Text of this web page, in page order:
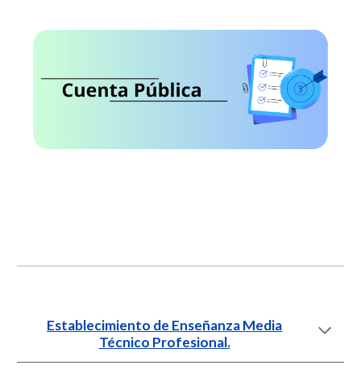
Establecimiento de Enseñanza Media
Técnico Profesional.